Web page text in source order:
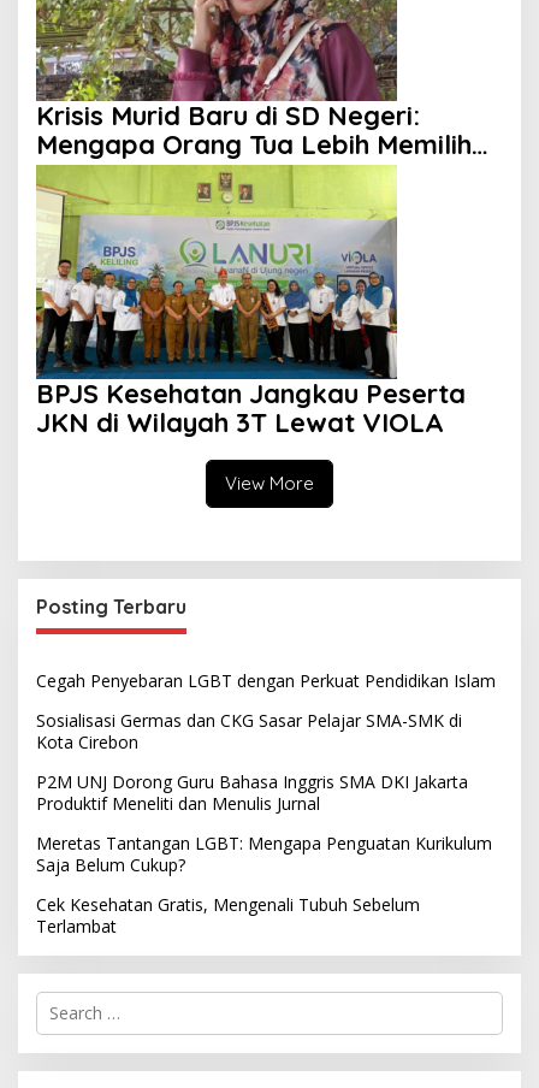
Krisis Murid Baru di SD Negeri:
Mengapa Orang Tua Lebih Memilih
Sekolah Swasta?
BPJS Kesehatan Jangkau Peserta
JKN di Wilayah 3T Lewat VIOLA
View More
Posting Terbaru
Cegah Penyebaran LGBT dengan Perkuat Pendidikan Islam
Sosialisasi Germas dan CKG Sasar Pelajar SMA-SMK di
Kota Cirebon
P2M UNJ Dorong Guru Bahasa Inggris SMA DKI Jakarta
Produktif Meneliti dan Menulis Jurnal
Meretas Tantangan LGBT: Mengapa Penguatan Kurikulum
Saja Belum Cukup?
Cek Kesehatan Gratis, Mengenali Tubuh Sebelum
Terlambat
S
r